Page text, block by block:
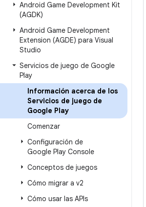
Android Game Development Kit
(AGDK)
Android Game Development
Extension (AGDE) para Visual
Studio
Servicios de juego de Google
Play
Información acerca de los
Servicios de juego de
Google Play
Comenzar
Configuración de
Google Play Console
Conceptos de juegos
Cómo migrar a v2
Cómo usar las APIs